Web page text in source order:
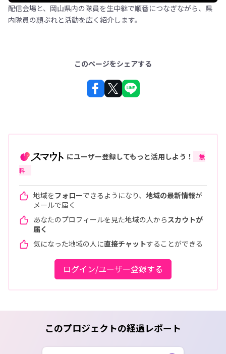
配信会場と、岡山県内の隊員を生中継で順番につなぎながら、県
内隊員の顔ぶれと活動を広く紹介します。
このページをシェアする
にユーザー登録してもっと活用しよう！
無
料
地域をフォローできるようになり、 地域の最新情報が
メールで届く
あなたのプロフィールを見た地域の人から スカウトが
届く
気になった地域の人に直接チャットすることができる
ログイン/ユーザー登録する
このプロジェクトの経過レポート